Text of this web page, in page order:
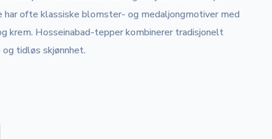
ofte klassiske blomster- og medaljongmotiver med
krem. Hosseinabad-tepper kombinerer tradisjonelt
tidløs skjønnhet.